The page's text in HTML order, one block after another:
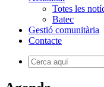
Totes les
Batec
Gestió comunitària
Contacte